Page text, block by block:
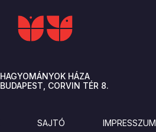
HAGYOMÁNYOK HÁZA
BUDAPEST CORVIN TÉR 8.
SAJTÓ IMPRESSZUM